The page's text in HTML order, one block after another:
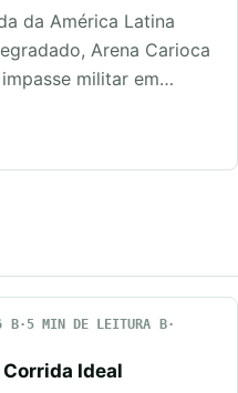
da América Latina
Arena Carioca
militar em…
5 MIN DE LEITURA
Ideal